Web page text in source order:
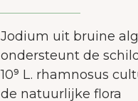
Jodium uit bruine
ondersteunt de
10⁹ L. rhamnosus
de natuurlijke flora